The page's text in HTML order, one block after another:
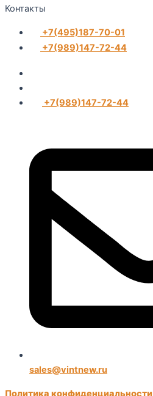
Контакты
+7(495)187-70-01
+7(989)147-72-44
+7(989)147-72-44
sales@vintnew.ru
Политика конфиденциальности